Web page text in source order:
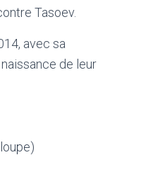
Tasoev.
avec sa
de leur